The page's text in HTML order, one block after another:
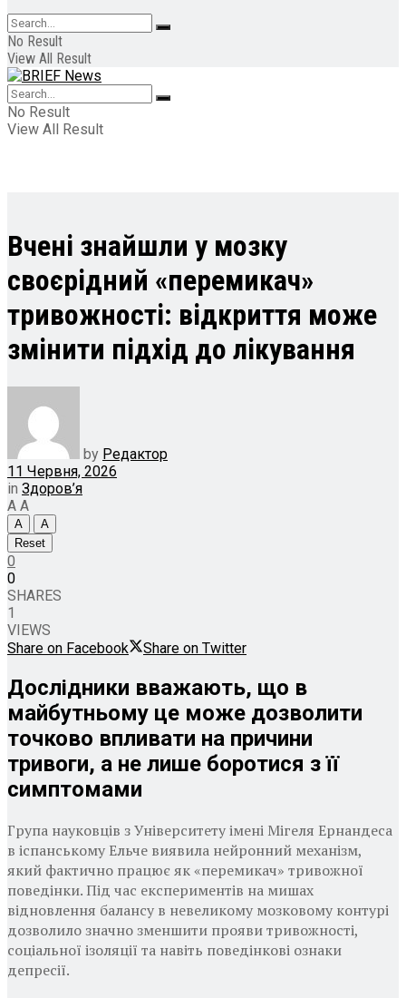
No Result
View All Result
No Result
View All Result
Вчені знайшли у мозку
своєрідний «перемикач»
тривожності: відкриття може
змінити підхід до лікування
by Редактор
11 Червня, 2026
in Здоров’я
A A
A
A
Reset
0
0
SHARES
1
VIEWS
Share on Facebook
Share on Twitter
Дослідники вважають, що в
майбутньому це може дозволити
точково впливати на причини
тривоги, а не лише боротися з її
симптомами
Група науковців з Університету імені Мігеля Ернандеса
в іспанському Ельче виявила нейронний механізм,
який фактично працює як «перемикач» тривожної
поведінки. Під час експериментів на мишах
відновлення балансу в невеликому мозковому контурі
дозволило значно зменшити прояви тривожності,
соціальної ізоляції та навіть поведінкові ознаки
депресії.